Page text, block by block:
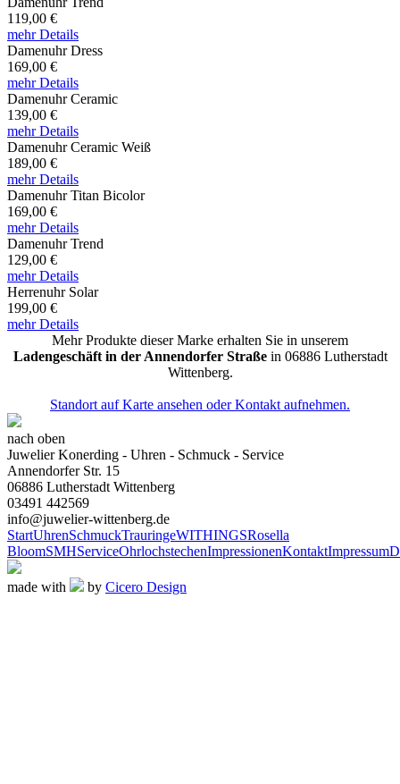
119,00 €
mehr Details
Damenuhr Dress
169,00 €
mehr Details
Damenuhr Ceramic
139,00 €
mehr Details
Damenuhr Ceramic Weiß
189,00 €
mehr Details
Damenuhr Titan Bicolor
169,00 €
mehr Details
Damenuhr Trend
129,00 €
mehr Details
Herrenuhr Solar
199,00 €
mehr Details
Mehr Produkte dieser Marke erhalten Sie in unserem
Ladengeschäft in der Annendorfer Straßein 06886 Lutherstadt
Wittenberg.
Standort auf Karte ansehen oder Kontakt aufnehmen.
nach oben
Juwelier Konerding - Uhren - Schmuck - Service
Annendorfer Str. 15
06886 Lutherstadt Wittenberg
03491 442569
info@juwelier-wittenberg.de
StartUhrenSchmuckTrauringeWITHINGSRosella
BloomSMHServiceOhrlochstechenImpressionenKontaktImpressum
made with by Cicero Design